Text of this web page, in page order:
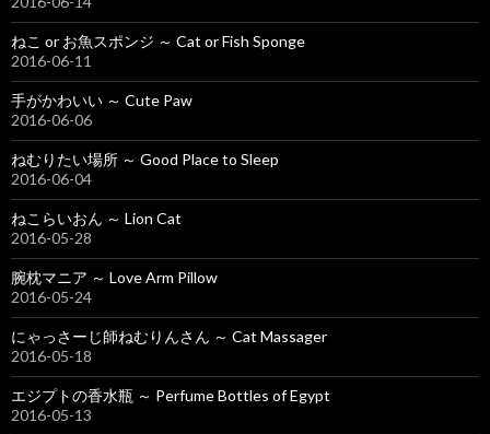
ねこ or お魚スポンジ ～ Cat or Fish Sponge
2016-06-11
手がかわいい ～ Cute Paw
2016-06-06
ねむりたい場所 ～ Good Place to Sleep
2016-06-04
ねこらいおん ～ Lion Cat
2016-05-28
腕枕マニア ～ Love Arm Pillow
2016-05-24
にゃっさーじ師ねむりんさん ～ Cat Massager
2016-05-18
エジプトの香水瓶 ～ Perfume Bottles of Egypt
2016-05-13